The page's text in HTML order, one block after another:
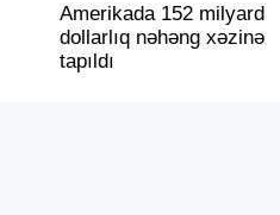
Amerikada 152 milyard
dollarlıq nəhəng xəzinə
tapıldı